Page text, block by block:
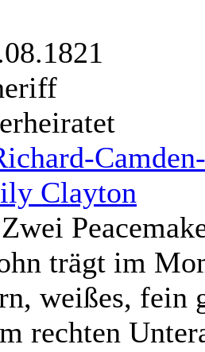
Clayton
trägt im
weißes, fein
rechten